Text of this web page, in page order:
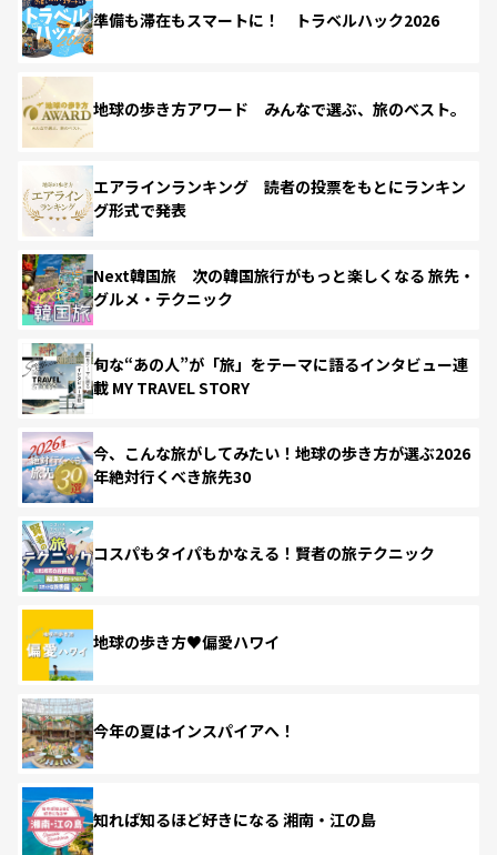
準備も滞在もスマートに！ トラベルハック2026
地球の歩き方アワード みんなで選ぶ、旅のベスト。
エアラインランキング 読者の投票をもとにランキン
グ形式で発表
Next韓国旅 次の韓国旅行がもっと楽しくなる 旅先・
グルメ・テクニック
旬な“あの人”が「旅」をテーマに語るインタビュー連
載 MY TRAVEL STORY
今、こんな旅がしてみたい！地球の歩き方が選ぶ2026
年絶対行くべき旅先30
コスパもタイパもかなえる！賢者の旅テクニック
地球の歩き方♥偏愛ハワイ
今年の夏はインスパイアへ！
知れば知るほど好きになる 湘南・江の島